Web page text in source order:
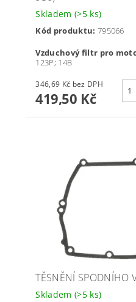
Skladem (>5 ks)
Kód produktu: 795066
Vzduchový filtr pro
123P; 14B
346,69 Kč bez DPH
419,50 Kč
TĚSNĚNÍ SPODNÍHO
Skladem (>5 ks)